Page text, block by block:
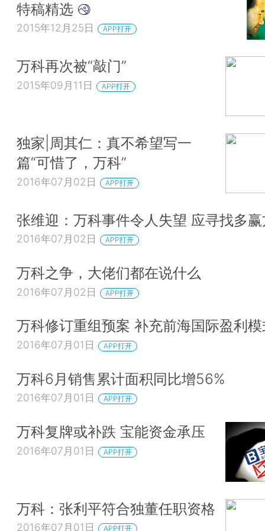
特稿精选
2015年12月25日 APP打开
万科再次被“敲门”
2015年09月11日 APP打开
独家|周其仁：真不希望写一
篇“可惜了，万科”
2016年07月02日 APP打开
张维迎：万科事件令人失望 应寻找多
2016年07月02日 APP打开
万科之争，大佬们都在说什么
2016年07月02日 APP打开
万科修订重组预案 补充前海国际盈利
2016年07月01日 APP打开
万科6月销售累计面积同比增56%
2016年07月01日 APP打开
万科复牌或补跌 宝能资金承压
2016年07月01日 APP打开
万科：张利平符合独董任职资格
2016年07月01日 APP打开